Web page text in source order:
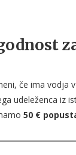
če ima vodja
udeleženca iz
50 €